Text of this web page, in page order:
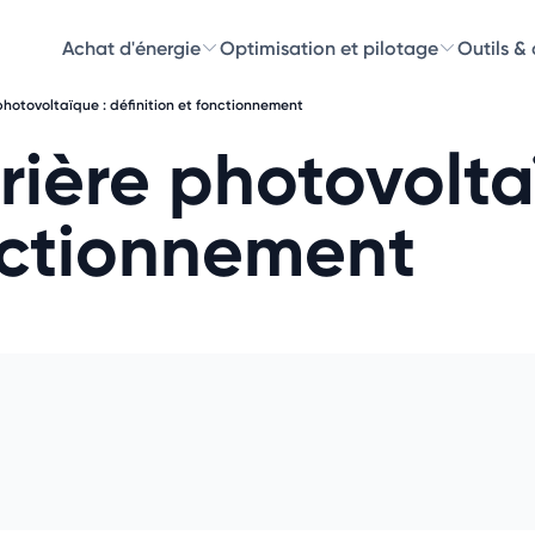
Achat d'énergie Optimisation et pilotage Outils &
: définition et fonctionnement
Choisissez les